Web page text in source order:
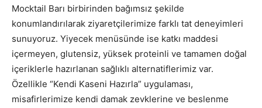
Mocktail Barı birbirinden bağımsız şekilde
konumlandırılarak ziyaretçilerimize farklı tat deneyimleri
sunuyoruz. Yiyecek menüsünde ise katkı maddesi
içermeyen, glutensiz, yüksek proteinli ve tamamen doğal
içeriklerle hazırlanan sağlıklı alternatiflerimiz var.
Özellikle “Kendi Kaseni Hazırla” uygulaması,
misafirlerimize kendi damak zevklerine ve beslenme